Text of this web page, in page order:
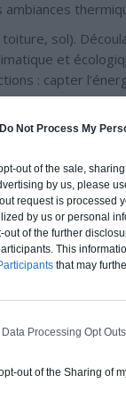
Do Not Process My
out of the sale,
by us, please
request is processed
by us or personal
of the further
This
that may
Processing Opt Outs
out of the Sharing of
toiture, sol).
et
: capter
des ces
la
La maison